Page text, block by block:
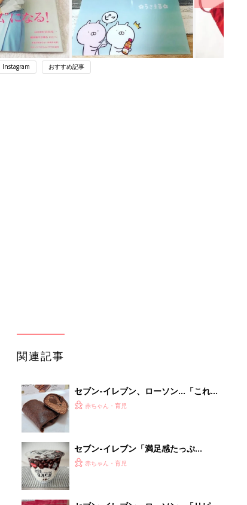
Instagram おすすめ記事
ピ買い確定！」話題のお芋スイーツ4
選
mazonタイムセールが見逃せない